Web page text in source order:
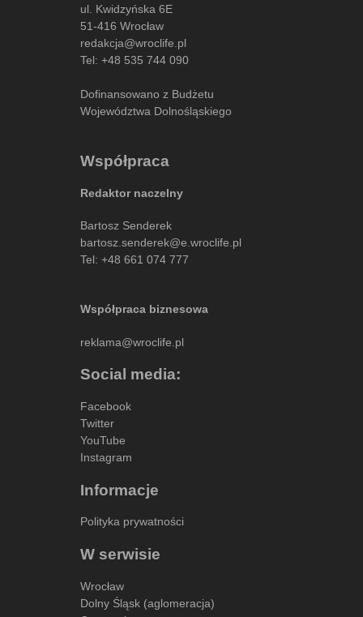
ul. Kwidzyńska 6E
51-416 Wrocław
redakcja@wroclife.pl
Tel: +48 535 744 090
Dofinansowano z Budżetu
Województwa Dolnośląskiego
Współpraca
Redaktor naczelny
Bartosz Senderek
bartosz.senderek@e.wroclife.pl
Tel: +48 661 074 777
Współpraca biznesowa
reklama@wroclife.pl
Social media:
Facebook
Twitter
YouTube
Instagram
Informacje
Polityka prywatności
W serwisie
Wrocław
Dolny Śląsk (aglomeracja)